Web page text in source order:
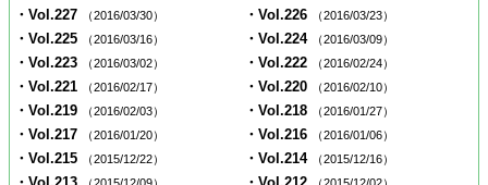
・Vol.227 （2016/03/30） ・Vol.226 （2016/03/23）
・Vol.225 （2016/03/16） ・Vol.224 （2016/03/09）
・Vol.223 （2016/03/02） ・Vol.222 （2016/02/24）
・Vol.221 （2016/02/17） ・Vol.220 （2016/02/10）
・Vol.219 （2016/02/03） ・Vol.218 （2016/01/27）
・Vol.217 （2016/01/20） ・Vol.216 （2016/01/06）
・Vol.215 （2015/12/22） ・Vol.214 （2015/12/16）
（2015/12/09） （2015/12/02）